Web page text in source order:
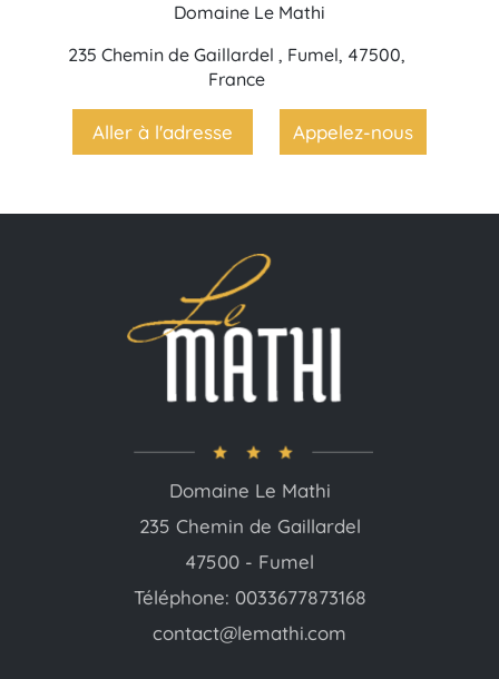
Domaine Le Mathi
235 Chemin de Gaillardel , Fumel, 47500,
France
Aller à l'adresse Appelez-nous
Domaine Le Mathi
235 Chemin de Gaillardel
47500 - Fumel
Téléphone: 0033677873168
contact@lemathi.com